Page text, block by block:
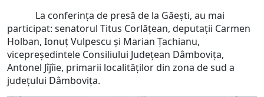
La conferința de presă de la Găești, au mai
participat: senatorul Titus Corlățean, deputații Carmen
Holban, Ionuț Vulpescu și Marian Țachianu,
vicepreședintele Consiliului Județean Dâmbovița,
Antonel Jîjîie, primarii localităților din zona de sud a
județului Dâmbovița.